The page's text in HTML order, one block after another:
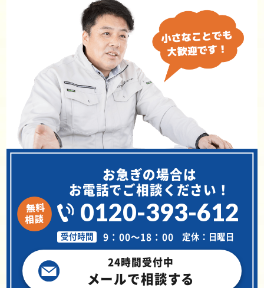
お急ぎの場合は
お電話でご相談ください！
0120-393-612
受付時間 9：00～18：00 定休：日曜日
24時間受付中
メールで相談する